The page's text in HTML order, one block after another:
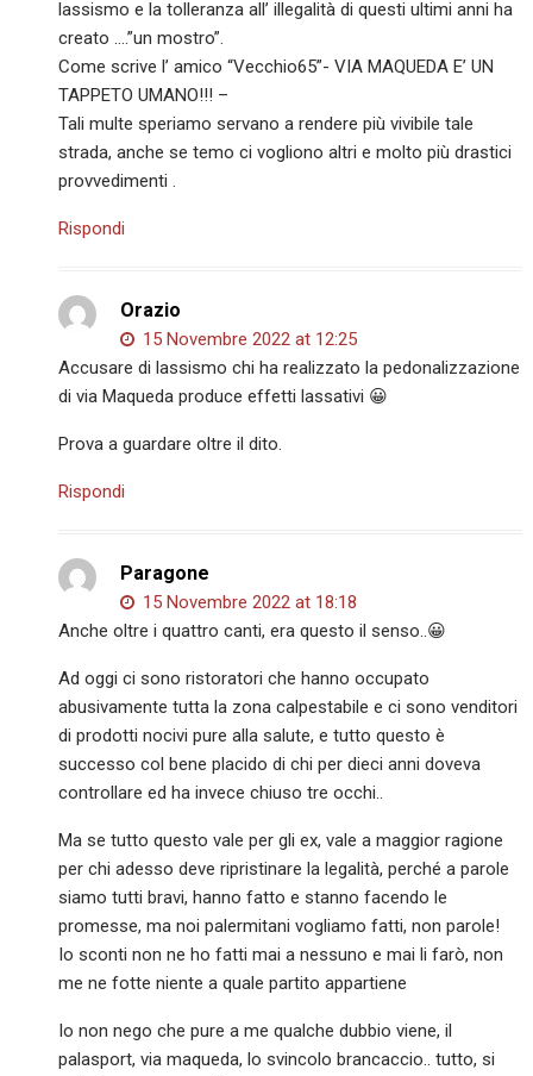
lassismo e la tolleranza all’ illegalità di questi ultimi anni ha
creato ….”un mostro”.
Come scrive l’ amico “Vecchio65”- VIA MAQUEDA E’ UN
TAPPETO UMANO!!! –
Tali multe speriamo servano a rendere più vivibile tale
strada, anche se temo ci vogliono altri e molto più drastici
provvedimenti .
Rispondi
Orazio
15 Novembre 2022 at 12:25
Accusare di lassismo chi ha realizzato la pedonalizzazione
di via Maqueda produce effetti lassativi 😀
Prova a guardare oltre il dito.
Rispondi
Paragone
15 Novembre 2022 at 18:18
Anche oltre i quattro canti, era questo il senso..😀
Ad oggi ci sono ristoratori che hanno occupato
abusivamente tutta la zona calpestabile e ci sono venditori
di prodotti nocivi pure alla salute, e tutto questo è
successo col bene placido di chi per dieci anni doveva
controllare ed ha invece chiuso tre occhi..
Ma se tutto questo vale per gli ex, vale a maggior ragione
per chi adesso deve ripristinare la legalità, perché a parole
siamo tutti bravi, hanno fatto e stanno facendo le
promesse, ma noi palermitani vogliamo fatti, non parole!
Io sconti non ne ho fatti mai a nessuno e mai li farò, non
me ne fotte niente a quale partito appartiene
Io non nego che pure a me qualche dubbio viene, il
palasport, via maqueda, lo svincolo brancaccio.. tutto, si